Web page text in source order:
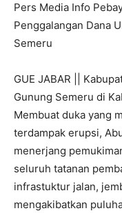
Pers Media Info
Penggalangan Dana
Semeru
GUE JABAR ||
Gunung Semeru di
Membuat duka yang
terdampak erupsi,
menerjang
seluruh tatanan
infrastuktur jalan,
mengakibatkan